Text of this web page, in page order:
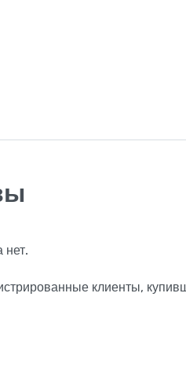
нет.
клиенты,